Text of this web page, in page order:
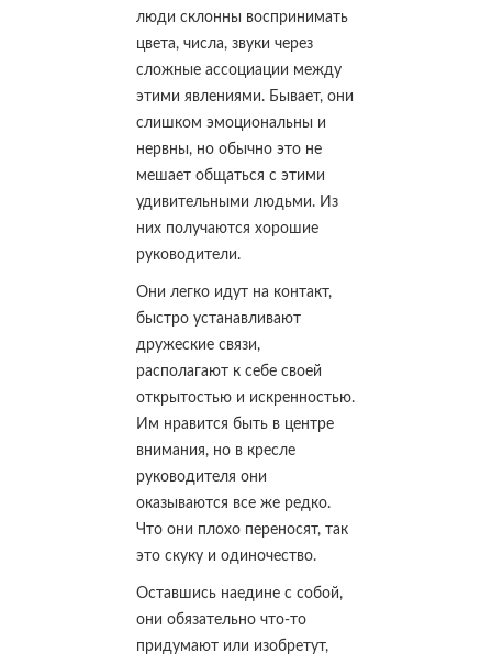
люди склонны воспринимать
цвета, числа, звуки через
сложные ассоциации между
этими явлениями. Бывает, они
слишком эмоциональны и
нервны, но обычно это не
мешает общаться с этими
удивительными людьми. Из
них получаются хорошие
руководители.
Они легко идут на контакт,
быстро устанавливают
дружеские связи,
располагают к себе своей
открытостью и искренностью.
Им нравится быть в центре
внимания, но в кресле
руководителя они
оказываются все же редко.
Что они плохо переносят, так
это скуку и одиночество.
Оставшись наедине с собой,
они обязательно что-то
придумают или изобретут,